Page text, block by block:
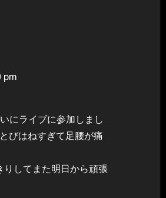
pm
にライブに参加しまし
びはねすぎて足腰が痛
りしてまた明日から頑張